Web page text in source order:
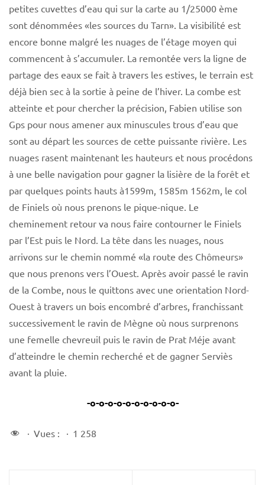
petites cuvettes d’eau qui sur la carte au 1/25000 ème
sont dénommées «les sources du Tarn». La visibilité est
encore bonne malgré les nuages de l’étage moyen qui
commencent à s’accumuler. La remontée vers la ligne de
partage des eaux se fait à travers les estives, le terrain est
déjà bien sec à la sortie à peine de l’hiver. La combe est
atteinte et pour chercher la précision, Fabien utilise son
Gps pour nous amener aux minuscules trous d’eau que
sont au départ les sources de cette puissante rivière. Les
nuages rasent maintenant les hauteurs et nous procédons
à une belle navigation pour gagner la lisière de la forêt et
par quelques points hauts à1599m, 1585m 1562m, le col
de Finiels où nous prenons le pique-nique. Le
cheminement retour va nous faire contourner le Finiels
par l’Est puis le Nord. La tête dans les nuages, nous
arrivons sur le chemin nommé «la route des Chômeurs»
que nous prenons vers l’Ouest. Après avoir passé le ravin
de la Combe, nous le quittons avec une orientation Nord-
Ouest à travers un bois encombré d’arbres, franchissant
successivement le ravin de Mègne où nous surprenons
une femelle chevreuil puis le ravin de Prat Méje avant
d’atteindre le chemin recherché et de gagner Serviès
avant la pluie.
-o-o-o-o-o-o-o-o-o-o-
Vues : 1 258